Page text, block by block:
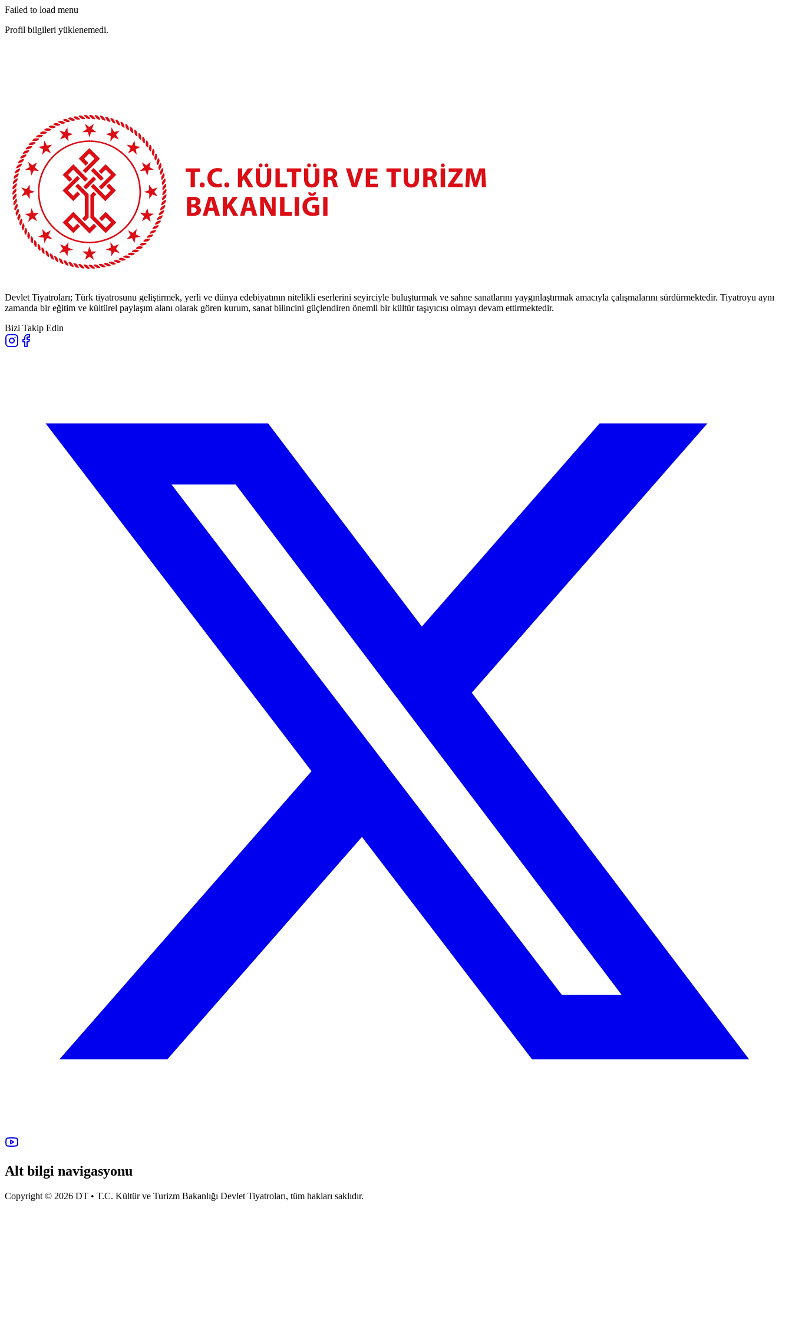
Failed to load menu
Profil bilgileri yüklenemedi.
Devlet Tiyatroları; Türk tiyatrosunu geliştirmek, yerli ve dünya edebiyatının nitelikli eserlerini seyirciyle buluşturmak ve sahne sanatlarını yaygınlaştırmak amacıyla çalışmalarını sürdürmektedir. Tiyatroyu aynı
zamanda bir eğitim ve kültürel paylaşım alanı olarak gören kurum, sanat bilincini güçlendiren önemli bir kültür taşıyıcısı olmayı devam ettirmektedir.
Bizi Takip Edin
Alt bilgi navigasyonu
Copyright © 2026 DT • T.C. Kültür ve Turizm Bakanlığı Devlet Tiyatroları, tüm hakları saklıdır.